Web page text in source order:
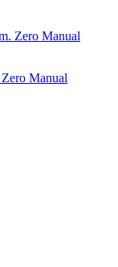
Manual